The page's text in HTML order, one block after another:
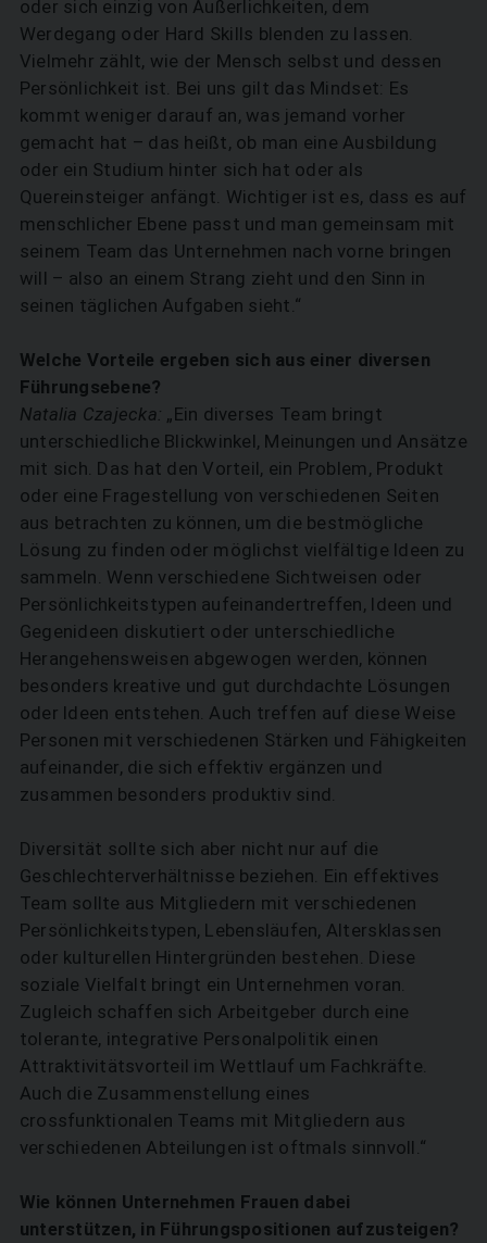
oder sich einzig von Äußerlichkeiten, dem
Werdegang oder Hard Skills blenden zu lassen.
Vielmehr zählt, wie der Mensch selbst und dessen
Persönlichkeit ist. Bei uns gilt das Mindset: Es
kommt weniger darauf an, was jemand vorher
gemacht hat – das heißt, ob man eine Ausbildung
oder ein Studium hinter sich hat oder als
Quereinsteiger anfängt. Wichtiger ist es, dass es auf
menschlicher Ebene passt und man gemeinsam mit
seinem Team das Unternehmen nach vorne bringen
will – also an einem Strang zieht und den Sinn in
seinen täglichen Aufgaben sieht.“
Welche Vorteile ergeben sich aus einer diversen
Führungsebene?
Natalia Czajecka: „Ein diverses Team bringt
unterschiedliche Blickwinkel, Meinungen und Ansätze
mit sich. Das hat den Vorteil, ein Problem, Produkt
oder eine Fragestellung von verschiedenen Seiten
aus betrachten zu können, um die bestmögliche
Lösung zu finden oder möglichst vielfältige Ideen zu
sammeln. Wenn verschiedene Sichtweisen oder
Persönlichkeitstypen aufeinandertreffen, Ideen und
Gegenideen diskutiert oder unterschiedliche
Herangehensweisen abgewogen werden, können
besonders kreative und gut durchdachte Lösungen
oder Ideen entstehen. Auch treffen auf diese Weise
Personen mit verschiedenen Stärken und Fähigkeiten
aufeinander, die sich effektiv ergänzen und
zusammen besonders produktiv sind.
Diversität sollte sich aber nicht nur auf die
Geschlechterverhältnisse beziehen. Ein effektives
Team sollte aus Mitgliedern mit verschiedenen
Persönlichkeitstypen, Lebensläufen, Altersklassen
oder kulturellen Hintergründen bestehen. Diese
soziale Vielfalt bringt ein Unternehmen voran.
Zugleich schaffen sich Arbeitgeber durch eine
tolerante, integrative Personalpolitik einen
Attraktivitätsvorteil im Wettlauf um Fachkräfte.
Auch die Zusammenstellung eines
crossfunktionalen Teams mit Mitgliedern aus
verschiedenen Abteilungen ist oftmals sinnvoll.“
Wie können Unternehmen Frauen dabei
unterstützen, in Führungspositionen aufzusteigen?